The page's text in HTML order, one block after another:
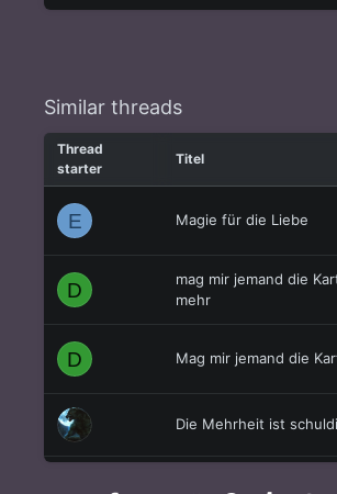
Similar threads
Thread
starter
Titel
E Magie für die Liebe
D
mag mir jemand die
mehr
D Mag mir jemand die
Die Mehrheit ist